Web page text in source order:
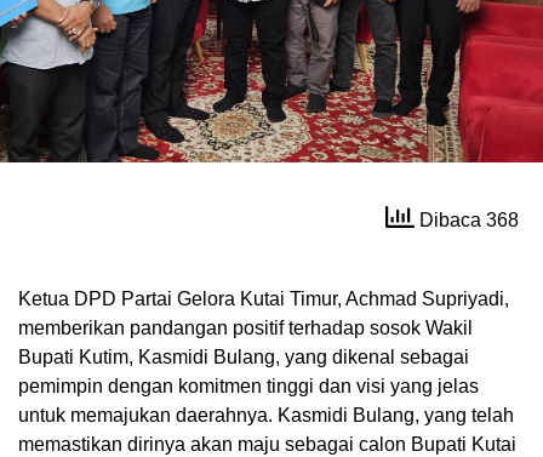
Dibaca 368
Ketua DPD Partai Gelora Kutai Timur, Achmad Supriyadi,
memberikan pandangan positif terhadap sosok Wakil
Bupati Kutim, Kasmidi Bulang, yang dikenal sebagai
pemimpin dengan komitmen tinggi dan visi yang jelas
untuk memajukan daerahnya. Kasmidi Bulang, yang telah
memastikan dirinya akan maju sebagai calon Bupati Kutai